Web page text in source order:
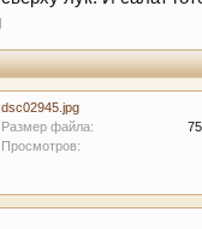
dsc02945.jpg
Размер файла:
Просмотров: